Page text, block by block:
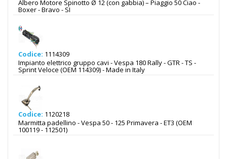
Albero Motore Spinotto Ø 12 (con gabbia) – Piaggio 50 Ciao -
Boxer - Bravo - SI
Codice: 1114309
Impianto elettrico gruppo cavi - Vespa 180 Rally - GTR - TS -
Sprint Veloce (OEM 114309) - Made in Italy
Codice: 1120218
Marmitta padellino - Vespa 50 - 125 Primavera - ET3 (OEM
100119 - 112501)